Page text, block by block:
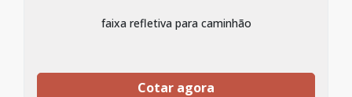
faixa refletiva para caminhão
Cotar agora